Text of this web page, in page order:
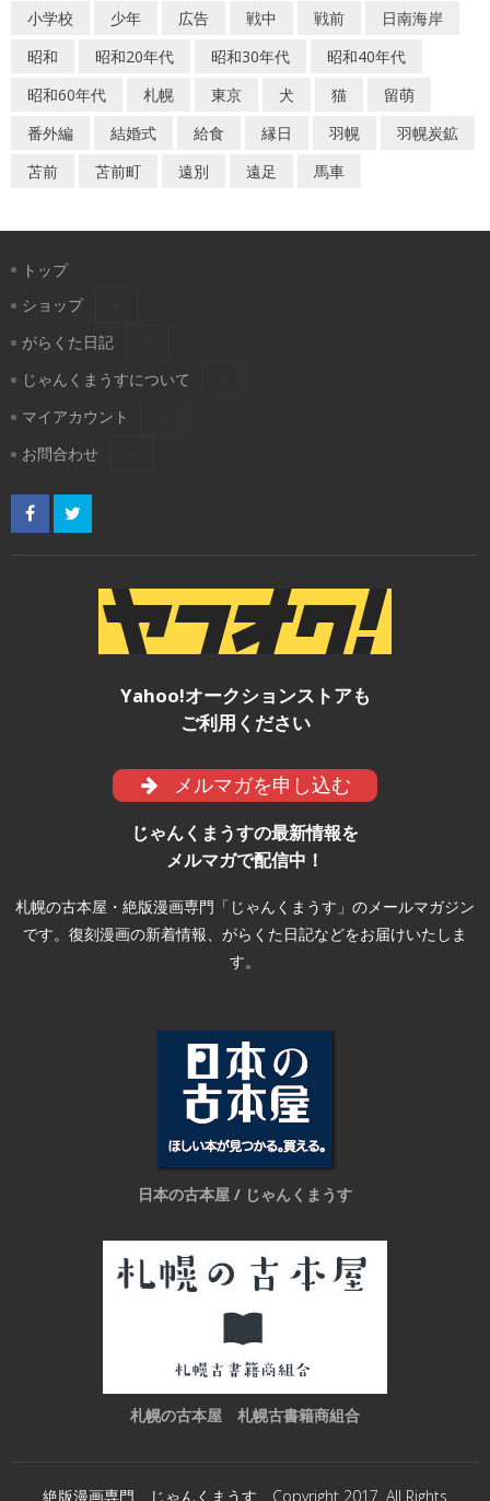
小学校
少年 広告 戦中 戦前
日南海岸
昭和
昭和20年代 昭和30年代
昭和40年代
昭和60年代
札幌 東京 犬 猫
留萌
番外編
結婚式 給食 縁日 羽幌
羽幌炭鉱
苫前
苫前町 遠別 遠足 馬車
トップ
ショップ
がらくた日記
じゃんくまうすについて
マイアカウント
お問合わせ
Yahoo!オークションストアも
ご利用ください
メルマガを申し込む
じゃんくまうすの最新情報を
メルマガで配信中！
札幌の古本屋・絶版漫画専門「じゃんくまうす」のメールマガジン
です。復刻漫画の新着情報、がらくた日記などをお届けいたしま
す。
日本の古本屋 / じゃんくまうす
札幌の古本屋 札幌古書籍商組合
絶版漫画専門 じゃんくまうす Copyright 2017. All Rights